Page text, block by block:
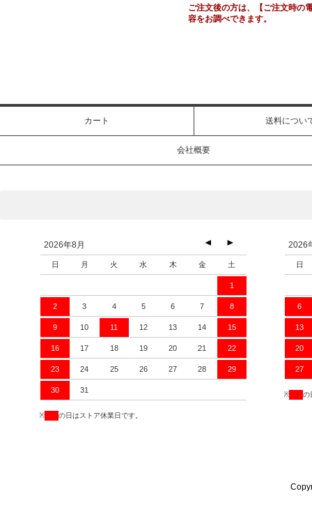
ご注文後の方は、【ご注文時の
容をお調べできます。
カート 送料につい
会社概要